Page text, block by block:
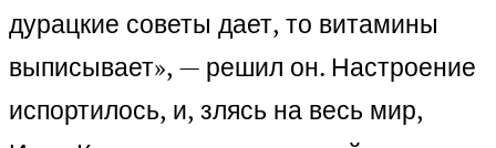
дурацкие советы дает, то витамины
выписывает», — решил он. Настроение
испортилось, и, злясь на весь мир,